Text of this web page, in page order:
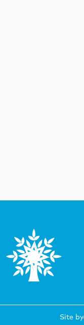
ÜST legioner
07 Avqust 20:17
Britaniya hökuməti
“Paramount” ilə
Discovery”nin
razılıq verib
07 Avqust 19:22
məhdudlaşdırmaq
Site by